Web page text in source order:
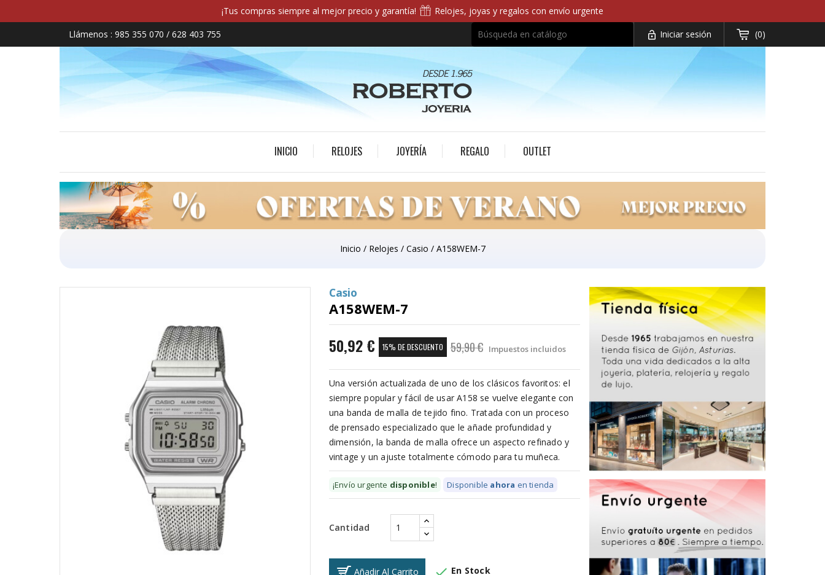
¡Tus compras siempre al mejor precio y garantía!
Relojes, joyas y regalos con envío urgente
Llámenos : 985 355 070 / 628 403 755  Iniciar sesión (0)
INICIO RELOJES JOYERÍA REGALO OUTLET
Inicio Relojes Casio A158WEM-7
Casio
A158WEM-7
50,92 € 15% DE DESCUENTO 59,90 € Impuestos incluidos
Una versión actualizada de uno de los clásicos favoritos: el
siempre popular y fácil de usar A158 se vuelve elegante con
una banda de malla de tejido fino. Tratada con un proceso
de prensado especializado que le añade profundidad y
dimensión, la banda de malla ofrece un aspecto refinado y
vintage y un ajuste totalmente cómodo para tu muñeca.
¡Envío urgente disponible! Disponible ahora en tienda
Cantidad
Añadir Al Carrito  En Stock